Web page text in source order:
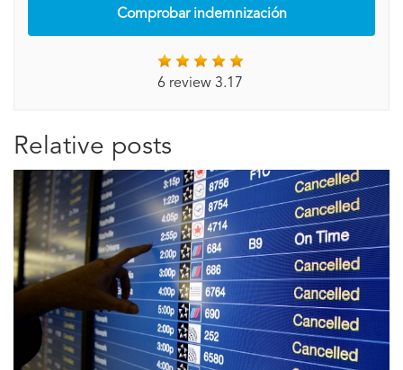
Comprobar indemnización
6 review 3.17
Relative posts